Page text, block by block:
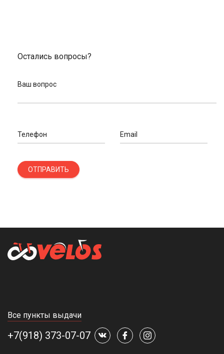
Остались вопросы?
Ваш вопрос
Телефон Email
ОТПРАВИТЬ
Все пункты выдачи
+7(918) 373-07-07